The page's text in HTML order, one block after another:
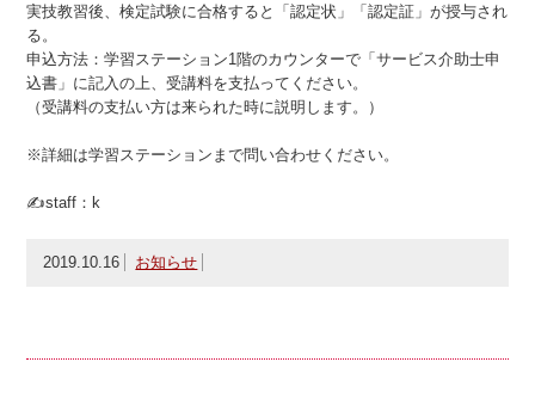
実技教習後、検定試験に合格すると「認定状」「認定証」が授与され
る。
申込方法：学習ステーション1階のカウンターで「サービス介助士申
込書」に記入の上、受講料を支払ってください。
（受講料の支払い方は来られた時に説明します。）
※詳細は学習ステーションまで問い合わせください。
✍staff：k
2019.10.16 お知らせ